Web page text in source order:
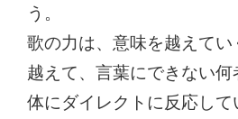
う。
歌の力は、意味を越えて
越えて、言葉にできない
体にダイレクトに反応して